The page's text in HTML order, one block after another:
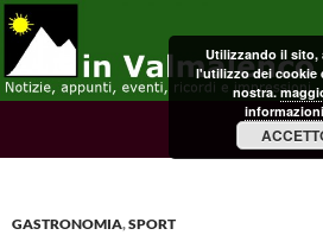
Vai
contenuto
GASTRONOMIA,SPORT
Utilizzando il sito,
l'utilizzo dei cookie
nostra.
informazioni